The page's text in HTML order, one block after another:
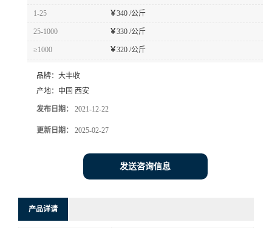
1-25 ￥340 /公斤
25-1000 ￥330 /公斤
≥1000 ￥320 /公斤
品牌： 大丰收
产地： 中国 西安
发布日期： 2021-12-22
更新日期： 2025-02-27
发送咨询信息
产品详请